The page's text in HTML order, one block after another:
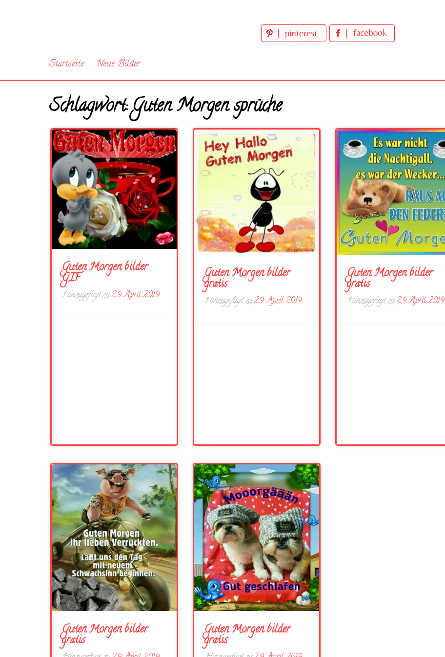
Startseite Neue Bilder
Schlagwort:Guten Morgen sprüche
Guten Morgen bilder
GIF
Hinzugefügt zu29. April 2019
Guten Morgen bilder
gratis
Hinzugefügt zu29. April 2019
Guten Morgen bilder
gratis
Hinzugefügt zu29. April 2019
Guten Morgen bilder
gratis
Guten Morgen bilder
gratis